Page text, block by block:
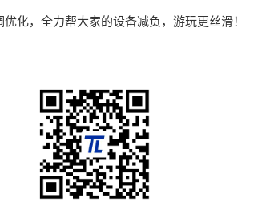
化，全力帮大家的设备减负，游玩更丝滑！